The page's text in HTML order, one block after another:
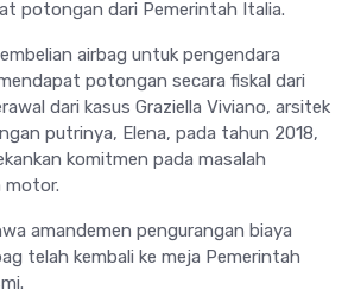
potongan dari Pemerintah Italia.
airbag untuk pengendara
potongan secara fiskal dari
dari kasus Graziella Viviano, arsitek
putrinya, Elena, pada tahun 2018,
komitmen pada masalah
motor.
amandemen pengurangan biaya
telah kembali ke meja Pemerintah